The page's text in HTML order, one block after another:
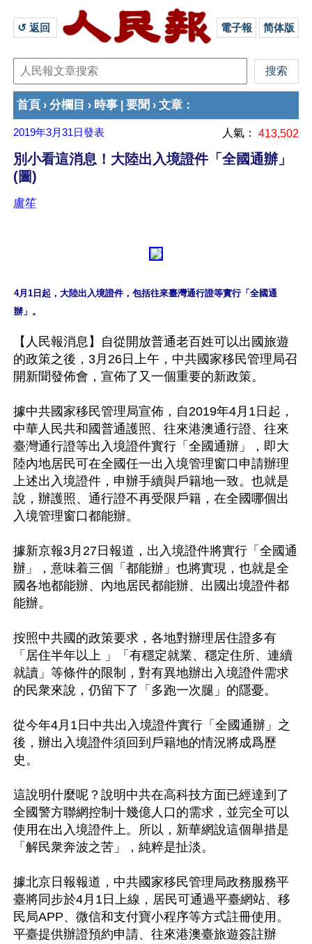
↺ 返回 電子報 简体版
首頁 › 分欄目 › 時事 要聞 › 文章 ：
2019年3月31日發表 人氣： 413,502
別小看這消息！大陸出入境證件「全國通辦」
(圖)
盧笙
4月1日起，大陸出入境證件，包括往來臺灣通行證等實行「全國通
辦」。
【人民報消息】自從開放普通老百姓可以出國旅遊
的政策之後，3月26日上午，中共國家移民管理局召
開新聞發佈會，宣佈了又一個重要的新政策。
據中共國家移民管理局宣佈，自2019年4月1日起，
中華人民共和國普通護照、往來港澳通行證、往來
臺灣通行證等出入境證件實行「全國通辦」，即大
陸內地居民可在全國任一出入境管理窗口申請辦理
上述出入境證件，申辦手續與戶籍地一致。也就是
說，辦護照、通行證不再受限戶籍，在全國哪個出
入境管理窗口都能辦。
據新京報3月27日報道，出入境證件將實行「全國通
辦」，意味着三個「都能辦」也將實現，也就是全
國各地都能辦、內地居民都能辦、出國出境證件都
能辦。
按照中共國的政策要求，各地對辦理居住證多有
「居住半年以上 」「有穩定就業、穩定住所、連續
就讀」等條件的限制，對有異地辦出入境證件需求
的民衆來說，仍留下了「多跑一次腿」的隱憂。
從今年4月1日中共出入境證件實行「全國通辦」之
後，辦出入境證件須回到戶籍地的情況將成爲歷
史。
這說明什麼呢？說明中共在高科技方面已經達到了
全國警方聯網控制十幾億人口的需求，並完全可以
使用在出入境證件上。所以，新華網說這個舉措是
「解民衆奔波之苦」，純粹是扯淡。
據北京日報報道，中共國家移民管理局政務服務平
臺將同步於4月1日上線，居民可通過平臺網站、移
民局APP、微信和支付寶小程序等方式註冊使用。
平臺提供辦證預約申請、往來港澳臺旅遊簽註辦